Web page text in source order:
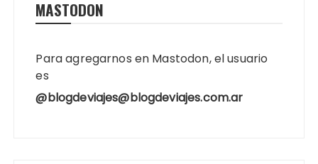
MASTODON
Para agregarnos en Mastodon, el usuario
es
@blogdeviajes@blogdeviajes.com.ar